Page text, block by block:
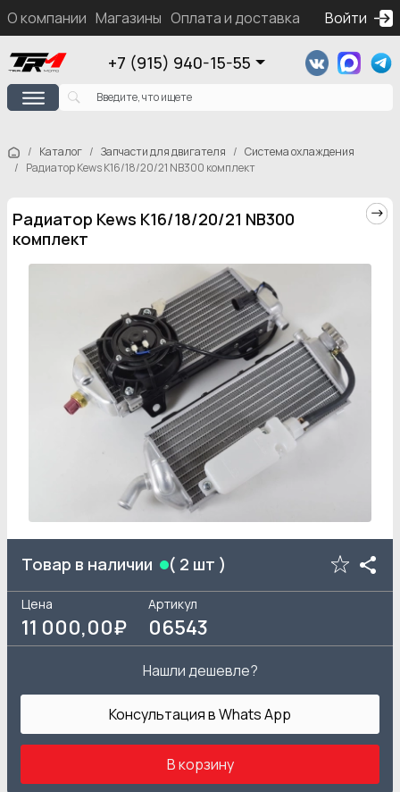
О компании Магазины Оплата и доставка Контакты
Войти
+7 (915) 940-15-55
Каталог Запчасти для двигателя
Система охлаждения
Радиатор Kews K16/18/20/21 NB300 комплект
Радиатор Kews K16/18/20/21 NB300
комплект
Товар в наличии ( 2 шт )
Цена
11 000,00₽
Артикул
06543
Нашли дешевле?
Консультация в Whats App
В корзину